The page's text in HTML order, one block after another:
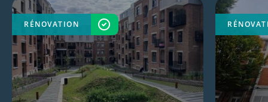
RÉNOVATION TERMINÉ